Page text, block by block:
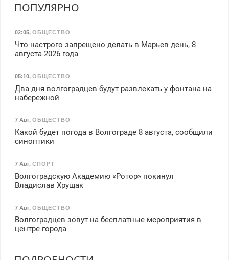
ПОПУЛЯРНО
02:05, ОБЩЕСТВО
Что настрого запрещено делать в Марьев день, 8
августа 2026 года
05:10, ОБЩЕСТВО
Два дня волгоградцев будут развлекать у фонтана на
набережной
7 Авг, ОБЩЕСТВО
Какой будет погода в Волгограде 8 августа, сообщили
синоптики
7 Авг, СПОРТ
Волгоградскую Академию «Ротор» покинул
Владислав Хрущак
7 Авг, ОБЩЕСТВО
Волгоградцев зовут на бесплатные мероприятия в
центре города